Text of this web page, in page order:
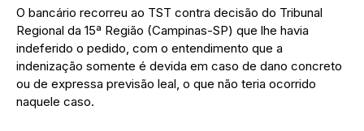
O bancário recorreu ao TST contra decisão do Tribunal
Regional da 15ª Região (Campinas-SP) que lhe havia
indeferido o pedido, com o entendimento que a
indenização somente é devida em caso de dano concreto
ou de expressa previsão leal, o que não teria ocorrido
naquele caso.